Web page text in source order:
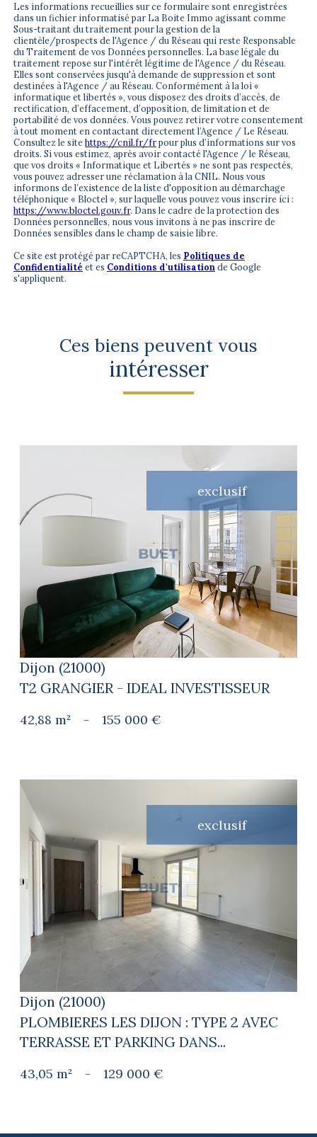
Les informations recueillies sur ce formulaire sont enregistrées
dans un fichier informatisé par La Boite Immo agissant comme
Sous-traitant du traitement pour la gestion de la
clientèle/prospects de l'Agence / du Réseau qui reste Responsable
du Traitement de vos Données personnelles. La base légale du
traitement repose sur l'intérêt légitime de l'Agence / du Réseau.
Elles sont conservées jusqu'à demande de suppression et sont
destinées à l'Agence / au Réseau. Conformément à la loi «
informatique et libertés », vous disposez des droits d’accès, de
rectification, d’effacement, d’opposition, de limitation et de
portabilité de vos données. Vous pouvez retirer votre consentement
à tout moment en contactant directement l’Agence / Le Réseau.
Consultez le sitehttps://cnil.fr/frpour plus d’informations sur vos
droits. Si vous estimez, après avoir contacté l'Agence / le Réseau,
que vos droits « Informatique et Libertés » ne sont pas respectés,
vous pouvez adresser une réclamation à la CNIL. Nous vous
informons de l’existence de la liste d'opposition au démarchage
téléphonique « Bloctel », sur laquelle vous pouvez vous inscrire ici :
https://www.bloctel.gouv.fr. Dans le cadre de la protection des
Données personnelles, nous vous invitons à ne pas inscrire de
Données sensibles dans le champ de saisie libre.
Ce site est protégé par reCAPTCHA, les Politiques de
Confidentialité et es Conditions d'utilisationde Google
s'appliquent.
Ces biens peuvent vous
intéresser
exclusif
voir le bien
Dijon (21000)
T2 GRANGIER - IDEAL INVESTISSEUR
42,88 m² - 155 000 €
exclusif
voir le bien
Dijon (21000)
PLOMBIERES LES DIJON : TYPE 2 AVEC
TERRASSE ET PARKING DANS...
43,05 m² - 129 000 €